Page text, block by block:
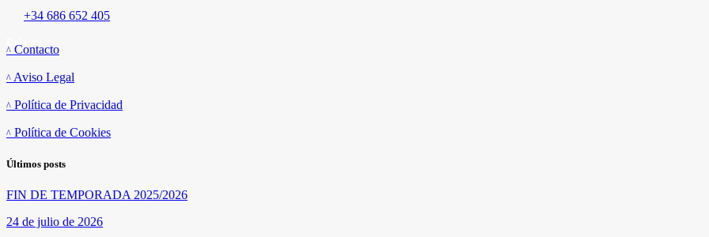
+34 686 652 405
Contacto
Aviso Legal
Política de Privacidad
Política de Cookies
Últimos posts
FIN DE TEMPORADA 2025/2026
24 de julio de 2026